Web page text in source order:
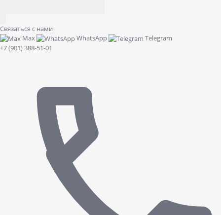
Связаться с нами
Max
WhatsApp
Telegram
+7 (901) 388-51-01